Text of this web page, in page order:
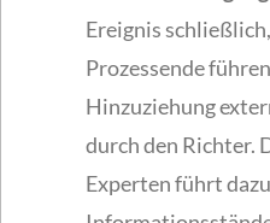
Ereignis
Prozessende
Hinzuziehung
durch den Richter.
Experten führt